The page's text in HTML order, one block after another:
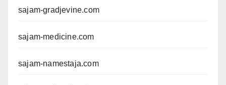
sajam-gradjevine.com
sajam-medicine.com
sajam-namestaja.com